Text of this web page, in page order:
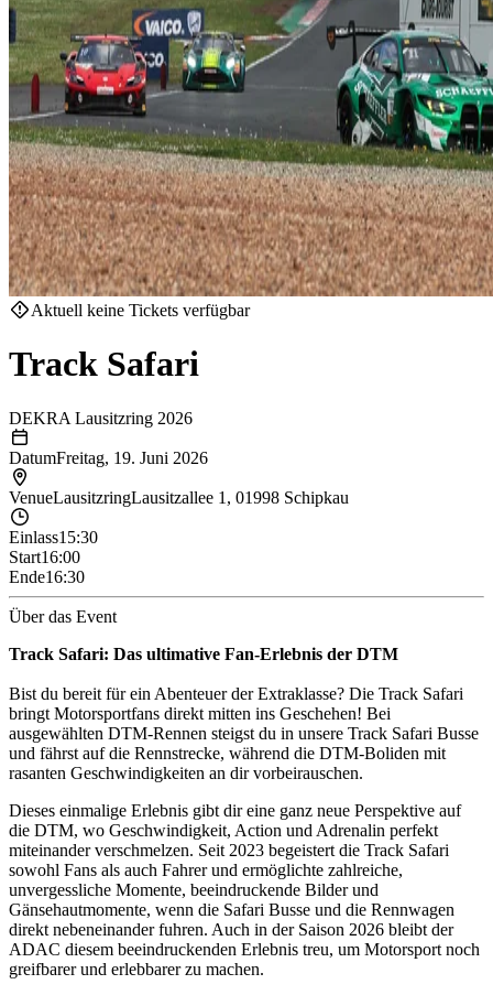
Aktuell keine Tickets verfügbar
Track Safari
DEKRA Lausitzring 2026
DatumFreitag, 19. Juni 2026
VenueLausitzringLausitzallee 1, 01998 Schipkau
Einlass15:30
Start16:00
Ende16:30
Über das Event
Track Safari: Das ultimative Fan-Erlebnis der DTM
Bist du bereit für ein Abenteuer der Extraklasse? Die Track Safari
bringt Motorsportfans direkt mitten ins Geschehen! Bei
ausgewählten DTM-Rennen steigst du in unsere Track Safari Busse
und fährst auf die Rennstrecke, während die DTM-Boliden mit
rasanten Geschwindigkeiten an dir vorbeirauschen.
Dieses einmalige Erlebnis gibt dir eine ganz neue Perspektive auf
die DTM, wo Geschwindigkeit, Action und Adrenalin perfekt
miteinander verschmelzen. Seit 2023 begeistert die Track Safari
sowohl Fans als auch Fahrer und ermöglichte zahlreiche,
unvergessliche Momente, beeindruckende Bilder und
Gänsehautmomente, wenn die Safari Busse und die Rennwagen
direkt nebeneinander fuhren. Auch in der Saison 2026 bleibt der
ADAC diesem beeindruckenden Erlebnis treu, um Motorsport noch
greifbarer und erlebbarer zu machen.